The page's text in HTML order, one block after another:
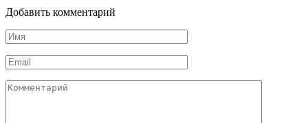
Добавить комментарий
Имя
*
Email
*
Комментарий